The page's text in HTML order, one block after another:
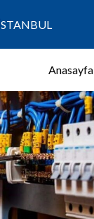
Anasayfa